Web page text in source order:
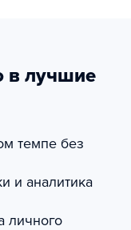
в лучшие
темпе без
и аналитика
личного